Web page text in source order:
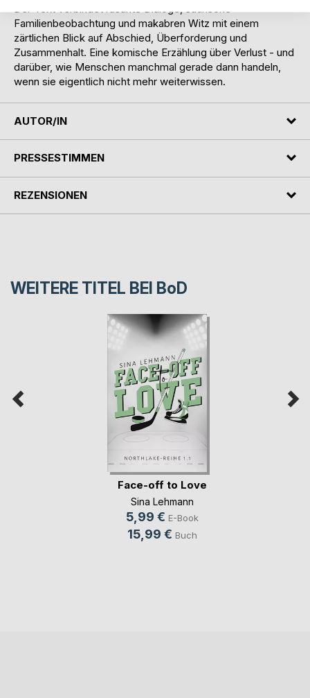
Familienbeobachtung und makabren Witz mit einem
zärtlichen Blick auf Abschied, Überforderung und
Zusammenhalt. Eine komische Erzählung über Verlust - und
darüber, wie Menschen manchmal gerade dann handeln,
wenn sie eigentlich nicht mehr weiterwissen.
AUTOR/IN
PRESSESTIMMEN
REZENSIONEN
WEITERE TITEL BEI BoD
Face-off to Love
Sina Lehmann
5,99 € E-Book
15,99 € Buch